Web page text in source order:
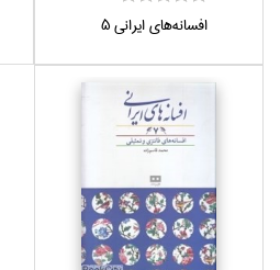
افسانه‌هاي ايراني 5